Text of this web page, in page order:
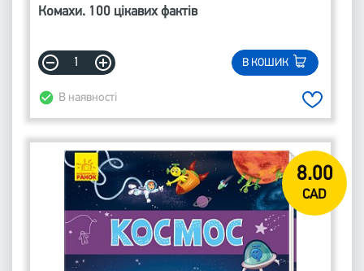
Комахи. 100 цікавих фактів
В КОШИК
В наявності
8.00
CAD